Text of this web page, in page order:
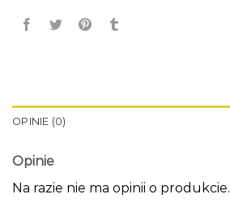
OPINIE (0)
Opinie
Na razie nie ma opinii o produkcie.